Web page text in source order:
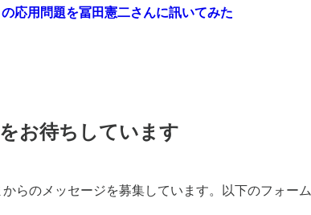
応用問題を冨田憲二さんに訊いてみた
お待ちしています
らのメッセージを募集しています。以下のフォーム